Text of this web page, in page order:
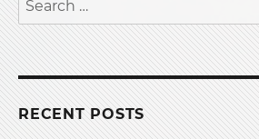
for:
RECENT POSTS